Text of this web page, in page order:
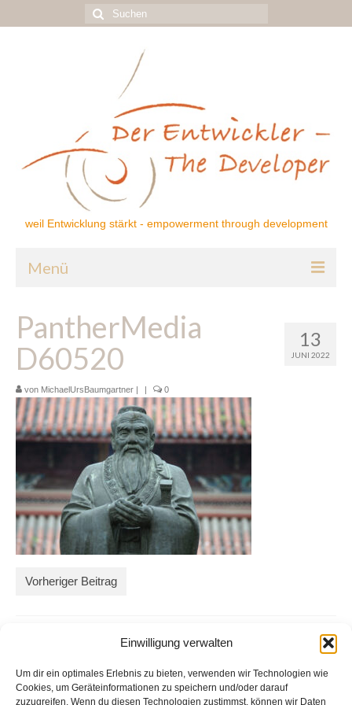
Einwilligung verwalten
Um dir ein optimales Erlebnis zu bieten, verwenden wir Technologien wie
Cookies, um Geräteinformationen zu speichern und/oder darauf
zuzugreifen. Wenn du diesen Technologien zustimmst, können wir Daten
Suchen
nach:
weil Entwicklung stärkt - empowerment through development
Menü
Über mich
Glossar
Blog
Links
Kontakt
13
JUNI 2022
PantherMedia
D60520
von MichaelUrsBaumgartner | | 0
Vorheriger Beitrag